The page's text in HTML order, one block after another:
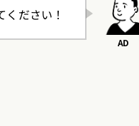
ださい！